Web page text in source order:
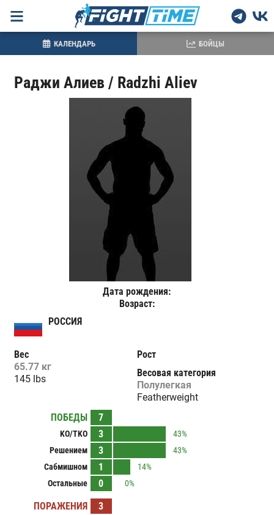
Раджи Алиев / Radzhi Aliev
Дата рождения:
Возраст:
РОССИЯ
Вес
65.77 кг
145 lbs
Рост
Весовая категория
Полулегкая
Featherweight
ПОБЕДЫ
7
KO/TKO 3
43%
Решением
3
43%
Сабмишном
1
14%
Остальные
0 0%
ПОРАЖЕНИЯ 3
КАЛЕНДАРЬ БОЙЦЫ